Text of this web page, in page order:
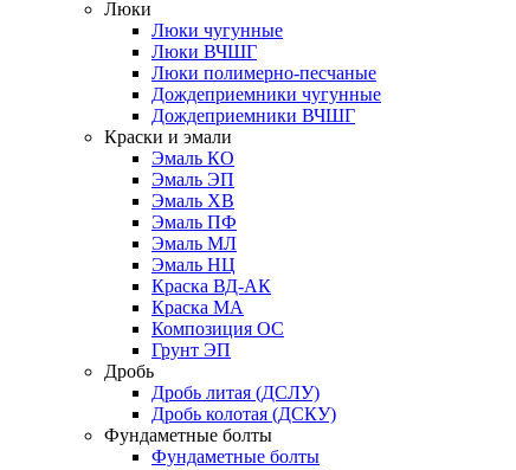
Люки
Люки чугунные
Люки ВЧШГ
Люки полимерно-песчаные
Дождеприемники чугунные
Дождеприемники ВЧШГ
Краски и эмали
Эмаль КО
Эмаль ЭП
Эмаль ХВ
Эмаль ПФ
Эмаль МЛ
Эмаль НЦ
Краска ВД-АК
Краска МА
Композиция ОС
Грунт ЭП
Дробь
Дробь литая (ДСЛУ)
Дробь колотая (ДСКУ)
Фундаметные болты
Фундаметные болты